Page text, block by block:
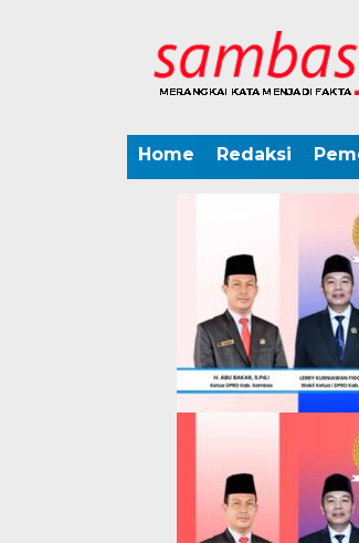
Home Redaksi